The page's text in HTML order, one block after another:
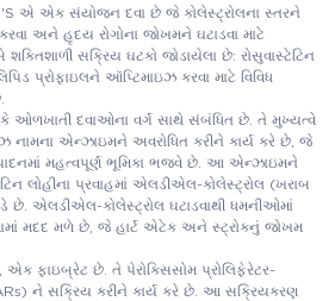
એ એક સંયોજન દવા છે જે કોલેસ્ટ્રોલના સ્તરને
અને હૃદય રોગોના જોખમને ઘટાડવા માટે
સક્રિય ઘટકો જોડાયેલા છે: રોસુવાસ્ટેટિન
પ્રોફાઇલને ઑપ્ટિમાઇઝ કરવા માટે વિવિધ
ઓળખાતી દવાઓના વર્ગ સાથે સંબંધિત છે. તે મુખ્યત્વે
એન્ઝાઇમને અવરોધિત કરીને કાર્ય કરે છે, જે
મહત્વપૂર્ણ ભૂમિકા ભજવે છે. આ એન્ઝાઇમને
લોહીના પ્રવાહમાં એલડીએલ-કોલેસ્ટ્રોલ (ખરાબ
છે. એલડીએલ-કોલેસ્ટ્રોલ ઘટાડવાથી ધમનીઓમાં
મદદ મળે છે, જે હાર્ટ એટેક અને સ્ટ્રોકનું જોખમ
ફાઇબ્રેટ છે. તે પેરોક્સિસોમ પ્રોલિફેરેટર-
ને સક્રિય કરીને કાર્ય કરે છે. આ સક્રિયકરણ